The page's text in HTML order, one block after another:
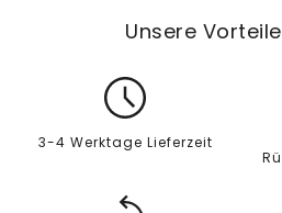
Unsere
3-4 Werktage Lieferzeit